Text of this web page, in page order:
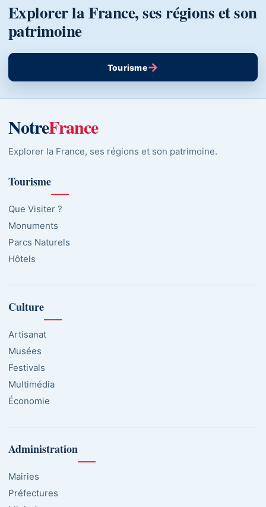
Explorer la France, ses régions et son
patrimoine
Tourisme→
NotreFrance
Explorer la France, ses régions et son patrimoine.
Tourisme
Que Visiter ?
Monuments
Parcs Naturels
Hôtels
Culture
Artisanat
Musées
Festivals
Multimédia
Économie
Administration
Mairies
Préfectures